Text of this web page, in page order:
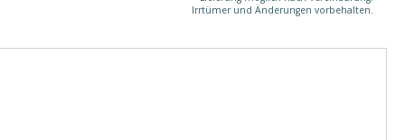
Irrtümer und Änderungen vorbehalten.